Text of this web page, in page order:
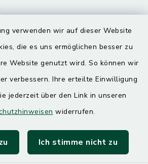
verwenden wir auf dieser Website
die es uns ermöglichen besser zu
Website genutzt wird. So können wir
verbessern. Ihre erteilte Einwilligung
jederzeit über den Link in unseren
widerrufen.
Ich stimme nicht zu